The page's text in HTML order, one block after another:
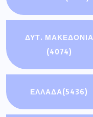
ΔΥΤ. ΜΑΚΕΔΟΝΙΑ
(4074)
ΕΛΛΑΔΑ(5436)